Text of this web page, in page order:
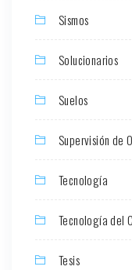
Sismos
Solucionarios
Suelos
Supervisión de
Tecnología
Tecnología del
Tesis